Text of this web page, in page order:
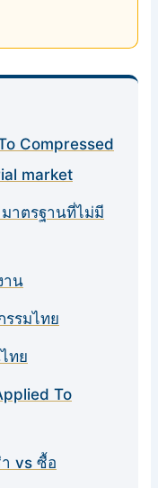
Compressed
market
าตรฐานที่ไม่มี
าน
รรมไทย
ทย
To
vs ซื้อ